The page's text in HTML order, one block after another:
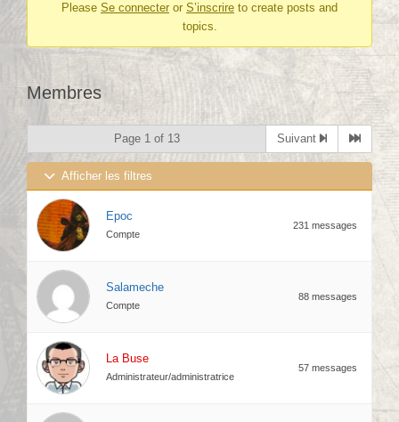
Please Se connecter or S’inscrire to create posts and
topics.
Membres
Page 1 of 13 Suivant
Afficher les filtres
Epoc
Compte
231 messages
Salameche
Compte
88 messages
La Buse
Administrateur/administratrice
57 messages